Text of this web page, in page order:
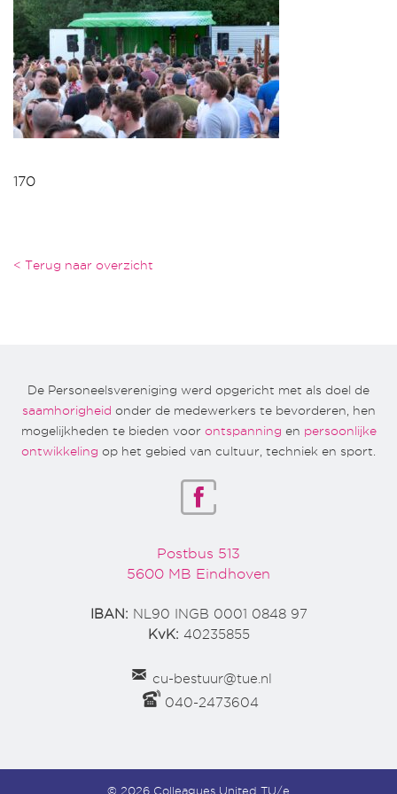
170
< Terug naar overzicht
De Personeelsvereniging werd opgericht met als doel de
saamhorigheid onder de medewerkers te bevorderen, hen
mogelijkheden te bieden voor ontspanning en persoonlijke
ontwikkeling op het gebied van cultuur, techniek en sport.
Postbus 513
5600 MB Eindhoven
IBAN: NL90 INGB 0001 0848 97
KvK: 40235855
cu-bestuur@tue.nl
040-2473604
© 2026 Colleagues United TU/e